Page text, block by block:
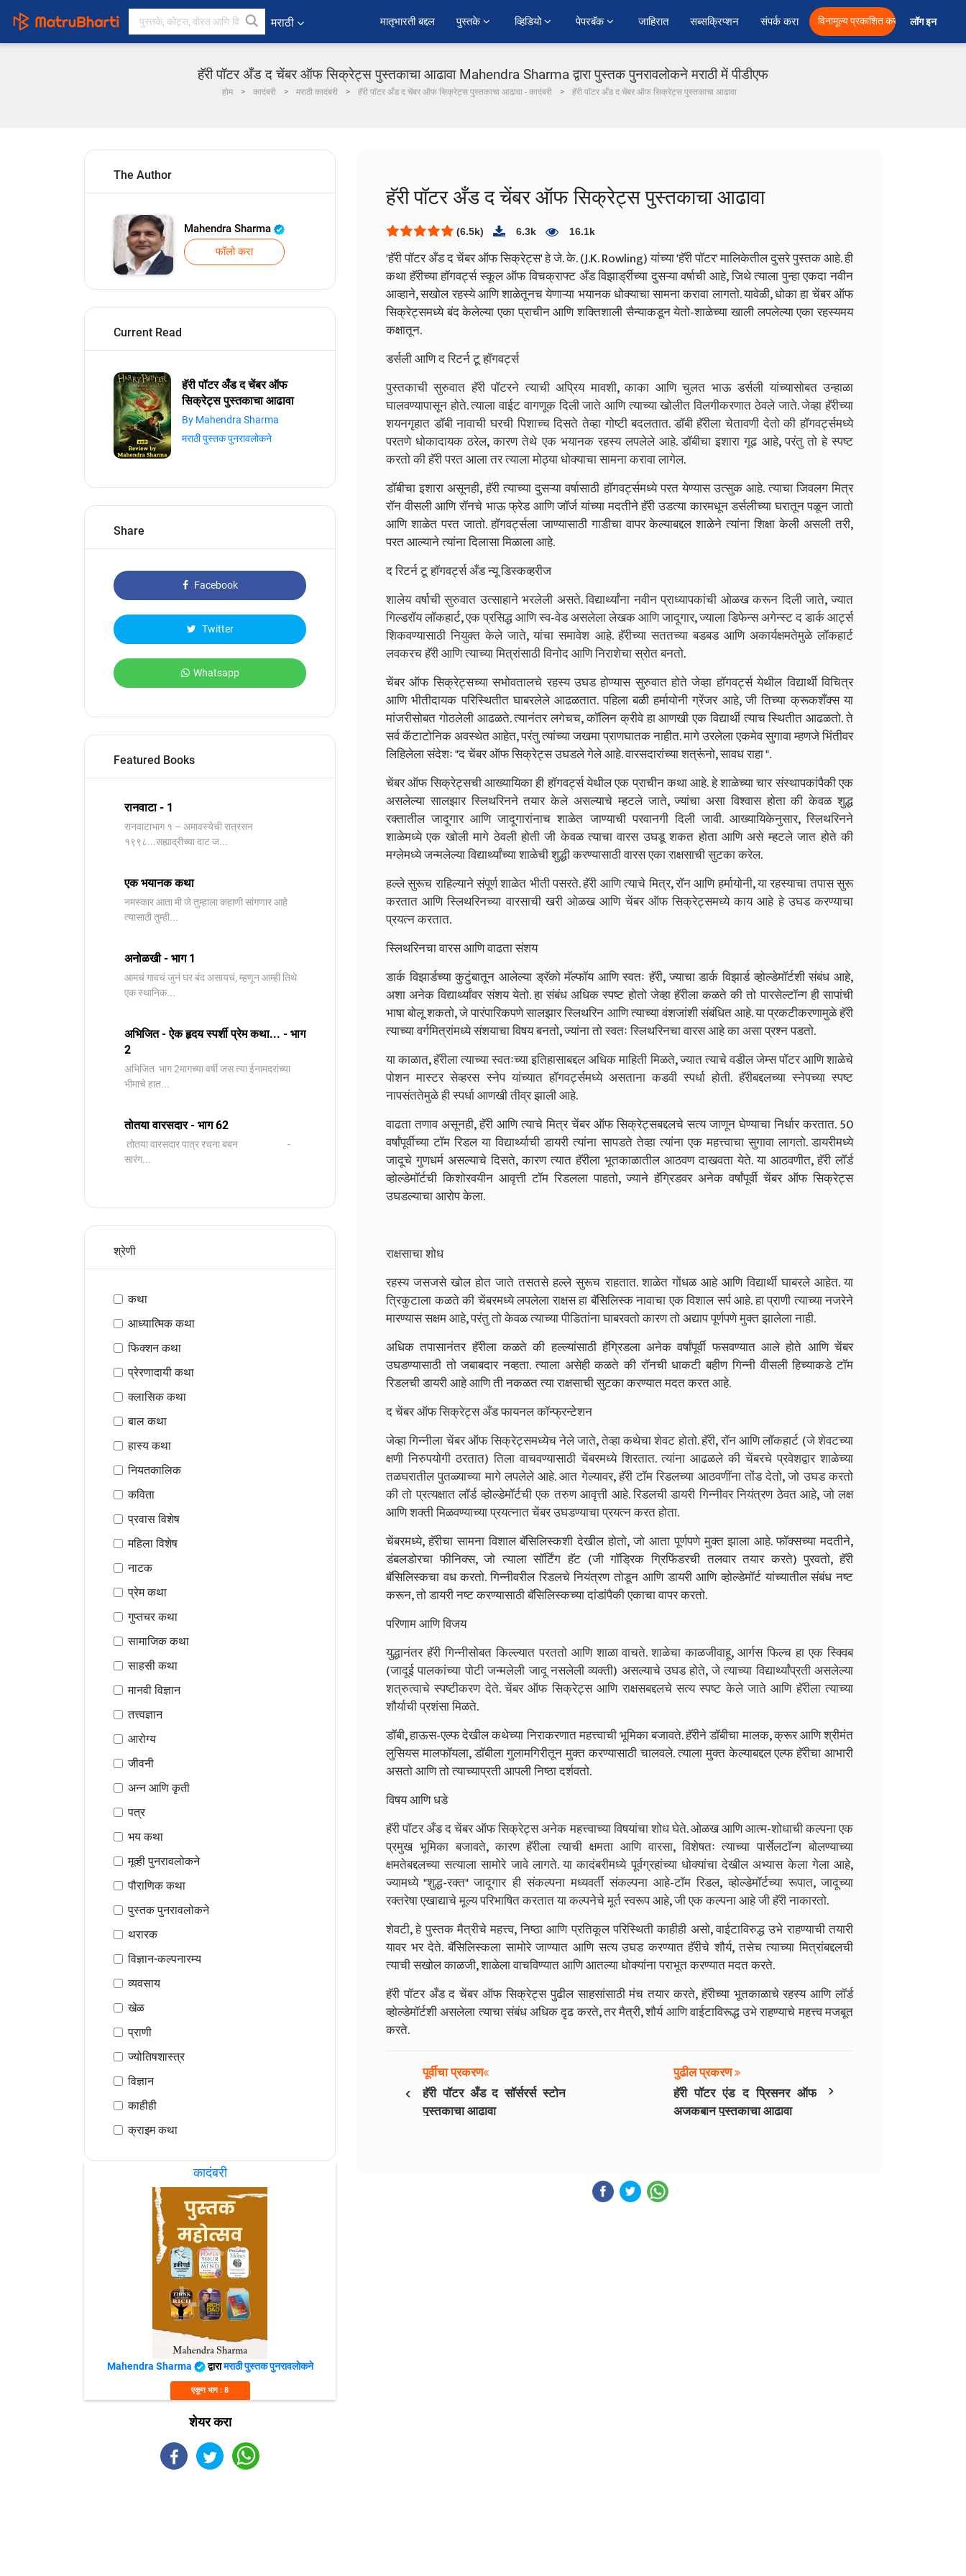
मराठी ﻿मातृभारती बद्दल पुस्तके व्हिडियो पेपरबॅक जाहिरात सब्सक्रिप्शन संपर्क करा विनामूल्य प्रकाशित करा लॉग इन
हॅरी पॉटर अँड द चेंबर ऑफ सिक्रेट्स पुस्तकाचा आढावा Mahendra Sharma द्वारा पुस्तक पुनरावलोकने मराठी में पीडीएफ
होम कादंबरी मराठी कादंबरी हॅरी पॉटर अँड द चेंबर ऑफ सिक्रेट्स पुस्तकाचा आढावा - कादंबरी हॅरी पॉटर अँड द चेंबर ऑफ सिक्रेट्स पुस्तकाचा आढावा
The Author
Mahendra Sharma
फॉलो करा
Current Read
हॅरी पॉटर अँड द चेंबर ऑफ
सिक्रेट्स पुस्तकाचा आढावा
By Mahendra Sharma
मराठी पुस्तक पुनरावलोकने
Share
Facebook
Twitter
Whatsapp
Featured Books
रानवाटा - 1
रानवाटाभाग १ – अमावस्येची रात्रसन
१९९८...सह्याद्रीच्या दाट ज...
एक भयानक कथा
नमस्कार आता मी जे तुम्हाला कहाणी सांगणार आहे
त्यासाठी तुम्ही...
अनोळखी - भाग 1
आमचं गावचं जुनं घर बंद असायचं, म्हणून आम्ही तिथे
एक स्थानिक...
अभिजित - ऐक हृदय स्पर्शी प्रेम कथा... - भाग
2
️अभिजित ️ भाग 2मागच्या वर्षी जस त्या ईनामदरांच्या
भीमाचे हात...
तोतया वारसदार - भाग 62
तोतया वारसदार पात्र रचना बबन -
सारंग...
श्रेणी
कथा
आध्यात्मिक कथा
फिक्शन कथा
प्रेरणादायी कथा
क्लासिक कथा
बाल कथा
हास्य कथा
नियतकालिक
कविता
प्रवास विशेष
महिला विशेष
नाटक
प्रेम कथा
गुप्तचर कथा
सामाजिक कथा
साहसी कथा
मानवी विज्ञान
तत्त्वज्ञान
आरोग्य
जीवनी
अन्न आणि कृती
पत्र
भय कथा
मूव्ही पुनरावलोकने
पौराणिक कथा
पुस्तक पुनरावलोकने
थरारक
विज्ञान-कल्पनारम्य
व्यवसाय
खेळ
प्राणी
ज्योतिषशास्त्र
विज्ञान
काहीही
क्राइम कथा
कादंबरी
Mahendra Sharma द्वारामराठी पुस्तक पुनरावलोकने
एकूण भाग : 8
शेयर करा
हॅरी पॉटर अँड द चेंबर ऑफ सिक्रेट्स पुस्तकाचा आढावा
(6.5k) 6.3k 16.1k
'हॅरी पॉटर अँड द चेंबर ऑफ सिक्रेट्स' हे जे. के. (J.K. Rowling) यांच्या 'हॅरी पॉटर' मालिकेतील दुसरे पुस्तक आहे. ही
कथा हॅरीच्या हॉगवर्ट्स स्कूल ऑफ विचक्राफ्ट अँड विझार्ड्रीच्या दुसऱ्या वर्षाची आहे, जिथे त्याला पुन्हा एकदा नवीन
आव्हाने, सखोल रहस्ये आणि शाळेतूनच येणाऱ्या भयानक धोक्याचा सामना करावा लागतो. यावेळी, धोका हा चेंबर ऑफ
सिक्रेट्समध्ये बंद केलेल्या एका प्राचीन आणि शक्तिशाली सैन्याकडून येतो-शाळेच्या खाली लपलेल्या एका रहस्यमय
कक्षातून.
डर्सली आणि द रिटर्न टू हॉगवर्ट्स
पुस्तकाची सुरुवात हॅरी पॉटरने त्याची अप्रिय मावशी, काका आणि चुलत भाऊ डर्सली यांच्यासोबत उन्हाळा
घालवण्यापासून होते. त्याला वाईट वागणूक दिली जाते आणि त्याच्या खोलीत विलगीकरणात ठेवले जाते. जेव्हा हॅरीच्या
शयनगृहात डॉबी नावाची घरची पिशाच्च दिसते तेव्हा गोष्टी बदलतात. डॉबी हॅरीला चेतावणी देतो की हॉगवर्ट्समध्ये
परतणे धोकादायक ठरेल, कारण तेथे एक भयानक रहस्य लपलेले आहे. डॉबीचा इशारा गूढ आहे, परंतु तो हे स्पष्ट
करतो की हॅरी परत आला तर त्याला मोठ्या धोक्याचा सामना करावा लागेल.
डॉबीचा इशारा असूनही, हॅरी त्याच्या दुसऱ्या वर्षासाठी हॉगवर्ट्समध्ये परत येण्यास उत्सुक आहे. त्याचा जिवलग मित्र
रॉन वीसली आणि रॉनचे भाऊ फ्रेड आणि जॉर्ज यांच्या मदतीने हॅरी उडत्या कारमधून डर्सलीच्या घरातून पळून जातो
आणि शाळेत परत जातो. हॉगवर्ट्सला जाण्यासाठी गाडीचा वापर केल्याबद्दल शाळेने त्यांना शिक्षा केली असली तरी,
परत आल्याने त्यांना दिलासा मिळाला आहे.
द रिटर्न टू हॉगवर्ट्स अँड न्यू डिस्कव्हरीज
शालेय वर्षाची सुरुवात उत्साहाने भरलेली असते. विद्यार्थ्यांना नवीन प्राध्यापकांची ओळख करून दिली जाते, ज्यात
गिल्डरॉय लॉकहार्ट, एक प्रसिद्ध आणि स्व-वेड असलेला लेखक आणि जादूगार, ज्याला डिफेन्स अगेन्स्ट द डार्क आर्ट्स
शिकवण्यासाठी नियुक्त केले जाते, यांचा समावेश आहे. हॅरीच्या सततच्या बडबड आणि अकार्यक्षमतेमुळे लॉकहार्ट
लवकरच हॅरी आणि त्याच्या मित्रांसाठी विनोद आणि निराशेचा स्रोत बनतो.
चेंबर ऑफ सिक्रेट्सच्या सभोवतालचे रहस्य उघड होण्यास सुरुवात होते जेव्हा हॉगवर्ट्स येथील विद्यार्थी विचित्र
आणि भीतीदायक परिस्थितीत घाबरलेले आढळतात. पहिला बळी हर्मायोनी ग्रेंजर आहे, जी तिच्या क्रूकशँक्स या
मांजरीसोबत गोठलेली आढळते. त्यानंतर लगेचच, कॉलिन क्रीवे हा आणखी एक विद्यार्थी त्याच स्थितीत आढळतो. ते
सर्व कॅटाटोनिक अवस्थेत आहेत, परंतु त्यांच्या जखमा प्राणघातक नाहीत. मागे उरलेला एकमेव सुगावा म्हणजे भिंतीवर
लिहिलेला संदेशः "द चेंबर ऑफ सिक्रेट्स उघडले गेले आहे. वारसदारांच्या शत्रूंनो, सावध राहा ".
चेंबर ऑफ सिक्रेट्सची आख्यायिका ही हॉगवर्ट्स येथील एक प्राचीन कथा आहे. हे शाळेच्या चार संस्थापकांपैकी एक
असलेल्या सालझार स्लिथरिनने तयार केले असल्याचे म्हटले जाते, ज्यांचा असा विश्वास होता की केवळ शुद्ध
रक्तातील जादूगार आणि जादूगारांनाच शाळेत जाण्याची परवानगी दिली जावी. आख्यायिकेनुसार, स्लिथरिनने
शाळेमध्ये एक खोली मागे ठेवली होती जी केवळ त्याचा वारस उघडू शकत होता आणि असे म्हटले जात होते की
मग्लेमध्ये जन्मलेल्या विद्यार्थ्यांच्या शाळेची शुद्धी करण्यासाठी वारस एका राक्षसाची सुटका करेल.
हल्ले सुरूच राहिल्याने संपूर्ण शाळेत भीती पसरते. हॅरी आणि त्याचे मित्र, रॉन आणि हर्मायोनी, या रहस्याचा तपास सुरू
करतात आणि स्लिथरिनच्या वारसाची खरी ओळख आणि चेंबर ऑफ सिक्रेट्समध्ये काय आहे हे उघड करण्याचा
प्रयत्न करतात.
स्लिथरिनचा वारस आणि वाढता संशय
डार्क विझार्डच्या कुटुंबातून आलेल्या ड्रॅको मॅल्फॉय आणि स्वतः हॅरी, ज्याचा डार्क विझार्ड व्होल्डेमॉर्टशी संबंध आहे,
अशा अनेक विद्यार्थ्यांवर संशय येतो. हा संबंध अधिक स्पष्ट होतो जेव्हा हॅरीला कळते की तो पारसेल्टॉन्ग ही सापांची
भाषा बोलू शकतो, जे पारंपारिकपणे सालझार स्लिथरिन आणि त्याच्या वंशजांशी संबंधित आहे. या प्रकटीकरणामुळे हॅरी
त्याच्या वर्गमित्रांमध्ये संशयाचा विषय बनतो, ज्यांना तो स्वतः स्लिथरिनचा वारस आहे का असा प्रश्न पडतो.
या काळात, हॅरीला त्याच्या स्वतःच्या इतिहासाबद्दल अधिक माहिती मिळते, ज्यात त्याचे वडील जेम्स पॉटर आणि शाळेचे
पोशन मास्टर सेव्हरस स्नेप यांच्यात हॉगवर्ट्समध्ये असताना कडवी स्पर्धा होती. हॅरीबद्दलच्या स्नेपच्या स्पष्ट
नापसंततेमुळे ही स्पर्धा आणखी तीव्र झाली आहे.
वाढता तणाव असूनही, हॅरी आणि त्याचे मित्र चेंबर ऑफ सिक्रेट्सबद्दलचे सत्य जाणून घेण्याचा निर्धार करतात. 50
वर्षांपूर्वीच्या टॉम रिडल या विद्यार्थ्याची डायरी त्यांना सापडते तेव्हा त्यांना एक महत्त्वाचा सुगावा लागतो. डायरीमध्ये
जादूचे गुणधर्म असल्याचे दिसते, कारण त्यात हॅरीला भूतकाळातील आठवण दाखवता येते. या आठवणीत, हॅरी लॉर्ड
व्होल्डेमॉर्टची किशोरवयीन आवृत्ती टॉम रिडलला पाहतो, ज्याने हॅग्रिडवर अनेक वर्षांपूर्वी चेंबर ऑफ सिक्रेट्स
उघडल्याचा आरोप केला.
राक्षसाचा शोध
रहस्य जसजसे खोल होत जाते तसतसे हल्ले सुरूच राहतात. शाळेत गोंधळ आहे आणि विद्यार्थी घाबरले आहेत. या
त्रिकुटाला कळते की चेंबरमध्ये लपलेला राक्षस हा बॅसिलिस्क नावाचा एक विशाल सर्प आहे. हा प्राणी त्याच्या नजरेने
मारण्यास सक्षम आहे, परंतु तो केवळ त्याच्या पीडितांना घाबरवतो कारण तो अद्याप पूर्णपणे मुक्त झालेला नाही.
अधिक तपासानंतर हॅरीला कळते की हल्ल्यांसाठी हॅग्रिडला अनेक वर्षांपूर्वी फसवण्यात आले होते आणि चेंबर
उघडण्यासाठी तो जबाबदार नव्हता. त्याला असेही कळते की रॉनची धाकटी बहीण गिन्नी वीसली हिच्याकडे टॉम
रिडलची डायरी आहे आणि ती नकळत त्या राक्षसाची सुटका करण्यात मदत करत आहे.
द चेंबर ऑफ सिक्रेट्स अँड फायनल कॉन्फ्रन्टेशन
जेव्हा गिन्नीला चेंबर ऑफ सिक्रेट्समध्येच नेले जाते, तेव्हा कथेचा शेवट होतो. हॅरी, रॉन आणि लॉकहार्ट (जे शेवटच्या
क्षणी निरुपयोगी ठरतात) तिला वाचवण्यासाठी चेंबरमध्ये शिरतात. त्यांना आढळले की चेंबरचे प्रवेशद्वार शाळेच्या
तळघरातील पुतळ्याच्या मागे लपलेले आहे. आत गेल्यावर, हॅरी टॉम रिडलच्या आठवणींना तोंड देतो, जो उघड करतो
की तो प्रत्यक्षात लॉर्ड व्होल्डेमॉर्टची एक तरुण आवृत्ती आहे. रिडलची डायरी गिन्नीवर नियंत्रण ठेवत आहे, जो लक्ष
आणि शक्ती मिळवण्याच्या प्रयत्नात चेंबर उघडण्याचा प्रयत्न करत होता.
चेंबरमध्ये, हॅरीचा सामना विशाल बॅसिलिस्कशी देखील होतो, जो आता पूर्णपणे मुक्त झाला आहे. फॉक्सच्या मदतीने,
डंबलडोरचा फीनिक्स, जो त्याला सॉर्टिंग हॅट (जी गॉड्रिक ग्रिफिंडरची तलवार तयार करते) पुरवतो, हॅरी
बॅसिलिस्कचा वध करतो. गिन्नीवरील रिडलचे नियंत्रण तोडून आणि डायरी आणि व्होल्डेमॉर्ट यांच्यातील संबंध नष्ट
करून, तो डायरी नष्ट करण्यासाठी बॅसिलिस्कच्या दांडांपैकी एकाचा वापर करतो.
परिणाम आणि विजय
युद्धानंतर हॅरी गिन्नीसोबत किल्ल्यात परततो आणि शाळा वाचते. शाळेचा काळजीवाहू, आर्गस फिल्च हा एक स्क्विब
(जादूई पालकांच्या पोटी जन्मलेली जादू नसलेली व्यक्ती) असल्याचे उघड होते, जे त्याच्या विद्यार्थ्यांप्रती असलेल्या
शत्रुत्वाचे स्पष्टीकरण देते. चेंबर ऑफ सिक्रेट्स आणि राक्षसबद्दलचे सत्य स्पष्ट केले जाते आणि हॅरीला त्याच्या
शौर्याची प्रशंसा मिळते.
डॉबी, हाऊस-एल्फ देखील कथेच्या निराकरणात महत्त्वाची भूमिका बजावते. हॅरीने डॉबीचा मालक, क्रूर आणि श्रीमंत
लुसियस मालफॉयला, डॉबीला गुलामगिरीतून मुक्त करण्यासाठी चालवले. त्याला मुक्त केल्याबद्दल एल्फ हॅरीचा आभारी
असतो आणि तो त्याच्याप्रती आपली निष्ठा दर्शवतो.
विषय आणि धडे
हॅरी पॉटर अँड द चेंबर ऑफ सिक्रेट्स अनेक महत्त्वाच्या विषयांचा शोध घेते. ओळख आणि आत्म-शोधाची कल्पना एक
प्रमुख भूमिका बजावते, कारण हॅरीला त्याची क्षमता आणि वारसा, विशेषतः त्याच्या पार्सेलटॉन्ग बोलण्याच्या
क्षमतेबद्दलच्या सत्याला सामोरे जावे लागते. या कादंबरीमध्ये पूर्वग्रहांच्या धोक्यांचा देखील अभ्यास केला गेला आहे,
ज्यामध्ये "शुद्ध-रक्त" जादूगार ही संकल्पना मध्यवर्ती संकल्पना आहे-टॉम रिडल, व्होल्डेमॉर्टच्या रूपात, जादूच्या
रक्तरेषा एखाद्याचे मूल्य परिभाषित करतात या कल्पनेचे मूर्त स्वरूप आहे, जी एक कल्पना आहे जी हॅरी नाकारतो.
शेवटी, हे पुस्तक मैत्रीचे महत्त्व, निष्ठा आणि प्रतिकूल परिस्थिती काहीही असो, वाईटाविरुद्ध उभे राहण्याची तयारी
यावर भर देते. बॅसिलिस्कला सामोरे जाण्यात आणि सत्य उघड करण्यात हॅरीचे शौर्य, तसेच त्याच्या मित्रांबद्दलची
त्याची सखोल काळजी, शाळेला वाचविण्यात आणि आतल्या धोक्यांना पराभूत करण्यात मदत करते.
हॅरी पॉटर अँड द चेंबर ऑफ सिक्रेट्स पुढील साहसांसाठी मंच तयार करते, हॅरीच्या भूतकाळाचे रहस्य आणि लॉर्ड
व्होल्डेमॉर्टशी असलेला त्याचा संबंध अधिक दृढ करते, तर मैत्री, शौर्य आणि वाईटाविरूद्ध उभे राहण्याचे महत्त्व मजबूत
करते.
‹
पूर्वीचा प्रकरण
हॅरी पॉटर अँड द सॉर्सरर्स स्टोन
पुस्तकाचा आढावा
›
पुढील प्रकरण
हॅरी पॉटर एंड द प्रिसनर ऑफ
अजकबान पुस्तकाचा आढावा